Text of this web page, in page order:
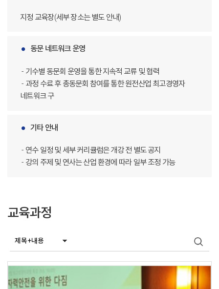
지정 교육장(세부 장소는 별도 안내)
동문 네트워크 운영
- 기수별 동문회 운영을 통한 지속적 교류 및 협력
- 과정 수료 후 총동문회 참여를 통한 원전산업 최고경영자
네트워크 구
기타 안내
- 연수 일정 및 세부 커리큘럼은 개강 전 별도 공지
- 강의 주제 및 연사는 산업 환경에 따라 일부 조정 가능
교육과정